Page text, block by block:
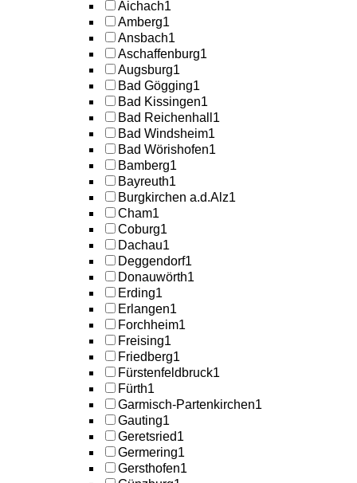
Aichach1
Amberg1
Ansbach1
Aschaffenburg1
Augsburg1
Bad Gögging1
Bad Kissingen1
Bad Reichenhall 1
Bad Windsheim1
Bad Wörishofen1
Bamberg1
Bayreuth1
Burgkirchen a.d.Alz1
Cham1
Coburg1
Dachau1
Deggendorf1
Donauwörth1
Erding1
Erlangen1
Forchheim1
Freising1
Friedberg1
Fürstenfeldbruck1
Fürth1
Garmisch-Partenkirchen1
Gauting1
Geretsried1
Germering1
Gersthofen1